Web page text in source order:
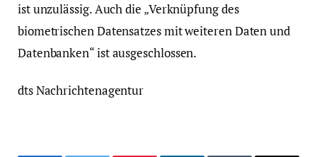
ist unzulässig. Auch die „Verknüpfung des
biometrischen Datensatzes mit weiteren Daten und
Datenbanken“ ist ausgeschlossen.
dts Nachrichtenagentur